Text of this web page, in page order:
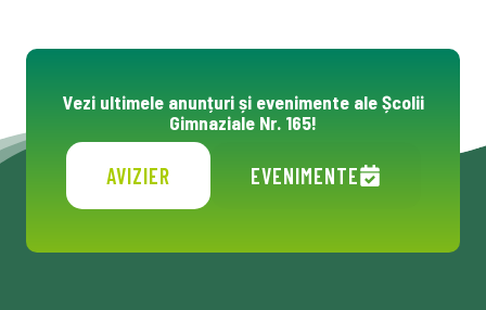
Vezi ultimele anunțuri și evenimente ale Școlii
Gimnaziale Nr. 165!
AVIZIER EVENIMENTE